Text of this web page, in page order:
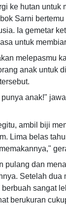
ke hutan untuk
Sarni
Ia gemetar
untuk
melepasmu
anak untuk
anak!"
ambil biji
Lima belas
pulang dan
Setelah dua
sangat
berukuran